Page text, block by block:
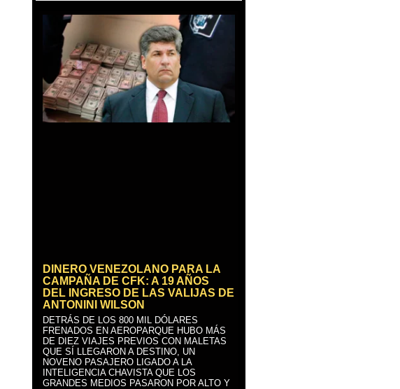
DINERO VENEZOLANO PARA LA
CAMPAÑA DE CFK: A 19 AÑOS
DEL INGRESO DE LAS VALIJAS DE
ANTONINI WILSON
DETRÁS DE LOS 800 MIL DÓLARES
FRENADOS EN AEROPARQUE HUBO MÁS
DE DIEZ VIAJES PREVIOS CON MALETAS
QUE SÍ LLEGARON A DESTINO, UN
NOVENO PASAJERO LIGADO A LA
INTELIGENCIA CHAVISTA QUE LOS
GRANDES MEDIOS PASARON POR ALTO Y